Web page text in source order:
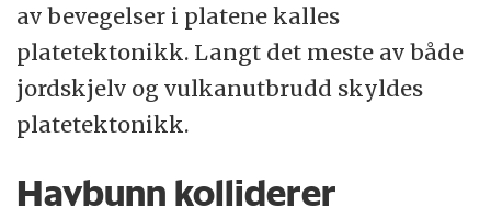
av bevegelser i platene kalles
platetektonikk. Langt det meste av både
jordskjelv og vulkanutbrudd skyldes
platetektonikk.
Havbunn kolliderer